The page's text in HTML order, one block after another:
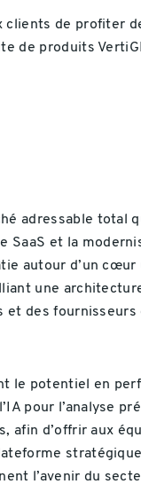
clients de profiter
de produits
adressable total
SaaS et la
autour d’un
une
et des fournisseurs
le potentiel en
pour l’analyse
afin d’offrir aux
l’avenir du